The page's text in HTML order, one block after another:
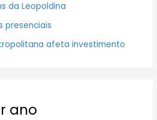
da Leopoldina
presenciais
afeta investimento
ano